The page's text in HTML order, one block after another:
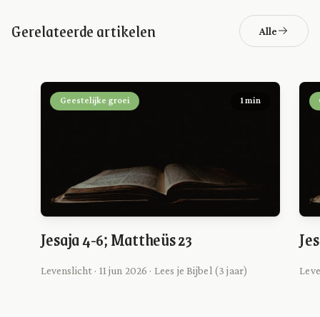
Gerelateerde artikelen Alle
Geestelijke groei 1 min
Jesaja 4-6; Mattheüs 23
Levenslicht · 11 jun 2026 · Lees je Bijbel (3 jaar)